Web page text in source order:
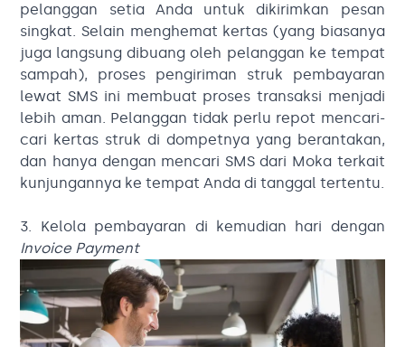
pelanggan setia Anda untuk dikirimkan pesan
singkat. Selain menghemat kertas (yang biasanya
juga langsung dibuang oleh pelanggan ke tempat
sampah), proses pengiriman struk pembayaran
lewat SMS ini membuat proses transaksi menjadi
lebih aman. Pelanggan tidak perlu repot mencari-
cari kertas struk di dompetnya yang berantakan,
dan hanya dengan mencari SMS dari Moka terkait
kunjungannya ke tempat Anda di tanggal tertentu.
3. Kelola pembayaran di kemudian hari dengan
Invoice Payment